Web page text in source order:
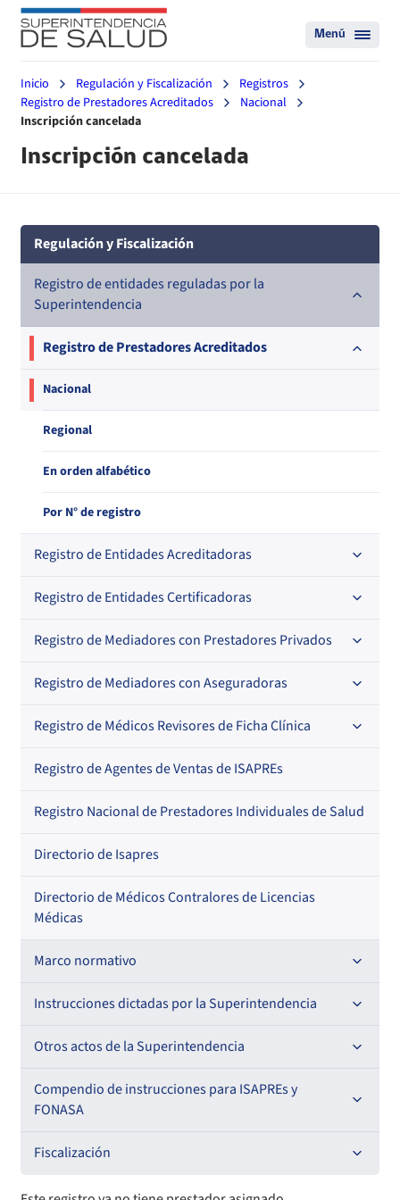
Menú
Inicio Regulación y Fiscalización
Registros
Registro de Prestadores Acreditados
Nacional
Inscripción cancelada
Inscripción cancelada
Regulación y Fiscalización
Registro de entidades reguladas por la
Superintendencia
Registro de Prestadores Acreditados
Nacional
Regional
En orden alfabético
Por N° de registro
Registro de Entidades Acreditadoras
En orden alfabético
Por N° de registro
Regional
Registro de Entidades Certificadoras
Por orden alfabético
Por N° de registro
Registro de Mediadores con Prestadores Privados
Por orden alfabético
Por N° de registro
Por profesión
Regional
Registro de Mediadores con Aseguradoras
Regional
Por orden alfabético
Por profesión
Registro de Médicos Revisores de Ficha Clínica
Regional
Por orden alfabético
Por especialidad
Registro de Agentes de Ventas de ISAPREs
Registro Nacional de Prestadores Individuales de Salud
Directorio de Isapres
Directorio de Médicos Contralores de Licencias
Médicas
Marco normativo
Leyes
Decretos con Fuerza de Ley
Decretos
Instrucciones dictadas por la Superintendencia
Para ISAPREs y FONASA
Circulares
Para Prestadores Institucionales
Otros actos de la Superintendencia
Antecedentes preparatorios de normas que afecten a
EMT Ley N° 20.416
Comisión Evaluadora de Licitaciones Públicas
Convenios de colaboración
Compendio de instrucciones para ISAPREs y
FONASA
Compendio Beneficios
Compendio de Archivos Maestros
Fiscalización
Informes de fiscalización